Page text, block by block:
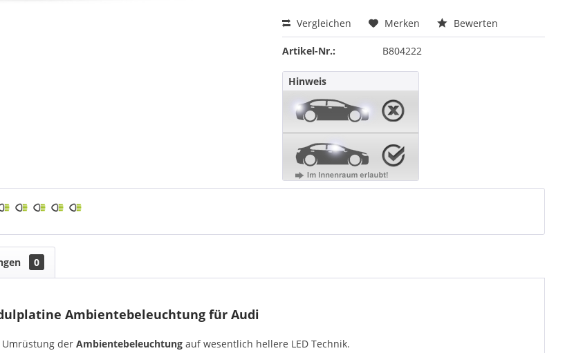
Vergleichen Merken Bewerten
Artikel-Nr.: B804222
Hinweis
0
Ambientebeleuchtung für Audi
Umrüstung der Ambientebeleuchtung auf wesentlich hellere LED Technik.